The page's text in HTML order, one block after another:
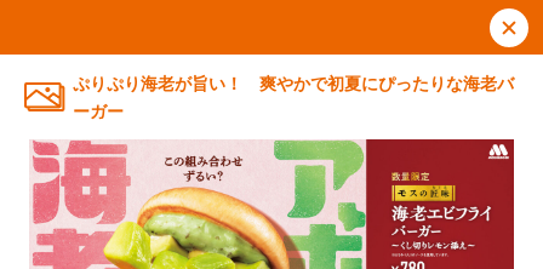
ぷりぷり海老が旨い！ 爽やかで初夏にぴったりな海老バ
ーガー